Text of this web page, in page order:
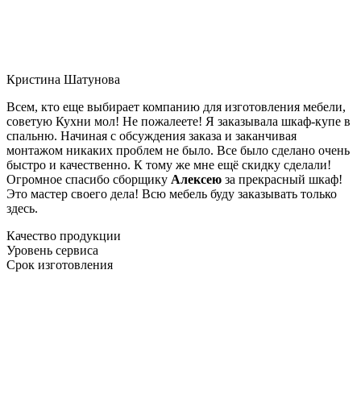
Кристина Шатунова
Всем, кто еще выбирает компанию для изготовления мебели,
советую Кухни мол! Не пожалеете! Я заказывала шкаф-купе в
спальню. Начиная с обсуждения заказа и заканчивая
монтажом никаких проблем не было. Все было сделано очень
быстро и качественно. К тому же мне ещё скидку сделали!
Огромное спасибо сборщику Алексею за прекрасный шкаф!
Это мастер своего дела! Всю мебель буду заказывать только
здесь.
Качество продукции
Уровень сервиса
Срок изготовления